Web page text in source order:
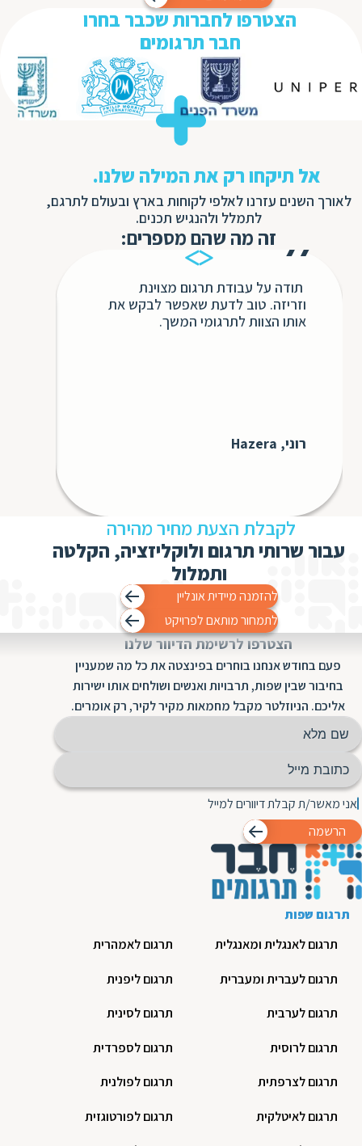
הצטרפו לחברות שכבר בחרו
חבר תרגומים
אל תיקחו רק את המילה שלנו.
לאורך השנים עזרנו לאלפי לקוחות בארץ ובעולם לתרגם,
לתמלל ולהנגיש תכנים.
זה מה שהם מספרים:
תודה על עבודת תרגום מצוינת
וזריזה. טוב לדעת שאפשר לבקש את
אותו הצוות לתרגומי המשך.
רוני, Hazera
לקבלת הצעת מחיר מהירה
עבור שרותי תרגום ולוקליזציה, הקלטה
ותמלול
להזמנה מיידית אונליין
לתמחור מותאם לפרויקט
הצטרפו לרשימת הדיוור שלנו
פעם בחודש אנחנו בוחרים בפינצטה את כל מה שמעניין
בחיבור שבין שפות, תרבויות ואנשים ושולחים אותו ישירות
אליכם. הניוזלטר מקבל מחמאות מקיר לקיר, רק אומרים.
אני מאשר/ת קבלת דיוורים למייל
הרשמה
תרגום שפות
תרגום לאנגלית ומאנגלית
תרגום לעברית ומעברית
תרגום לערבית
תרגום לרוסית
תרגום לצרפתית
תרגום לאיטלקית
תרגום לאמהרית
תרגום ליפנית
תרגום לסינית
תרגום לספרדית
תרגום לפולנית
תרגום לפורטוגזית